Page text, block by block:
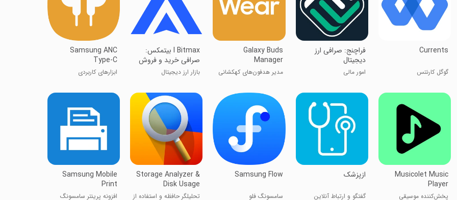
Currents
گوگل کارنتس
فراچنج: صرافی ارز
دیجیتال
امور مالی
Galaxy Buds
Manager
مدیر هدفون‌های کهکشانی
I Bitmax بیتمکس:
صرافی خرید و فروش
ارز دیجیتال
بازار ارز دیجیتال
Samsung ANC
Type-C
ابزارهای کاربردی
Musicolet Music
Player
پخش‌کننده موسیقی
ازپزشک
گفتگو و ارتباط آنلاین
Samsung Flow
سامسونگ فلو
Storage Analyzer &
Disk Usage
تحلیلگر حافظه و استفاده از
Samsung Mobile
Print
افزونه پرینتر سامسونگ